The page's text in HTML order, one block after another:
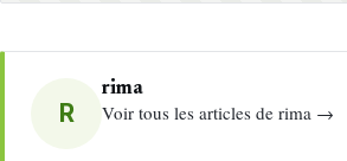
R
rima
Voir tous les articles de rima →